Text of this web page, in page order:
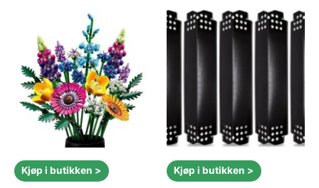
Kjøp i butikken > Kjøp i butikken >